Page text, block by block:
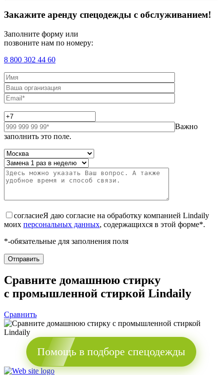
Закажите аренду спецодежды с обслуживанием!
Заполните форму или
позвоните нам по номеру:
8 800 302 44 60
Важно
заполнить это поле.
согласиеЯ даю согласие на обработку компанией Lindaily
моих персональных данных, содержащихся в этой форме*.
*-обязательные для заполнения поля
Сравните домашнюю стирку
с промышленной стиркой Lindaily
Сравнить
Помощь в подборе спецодежды